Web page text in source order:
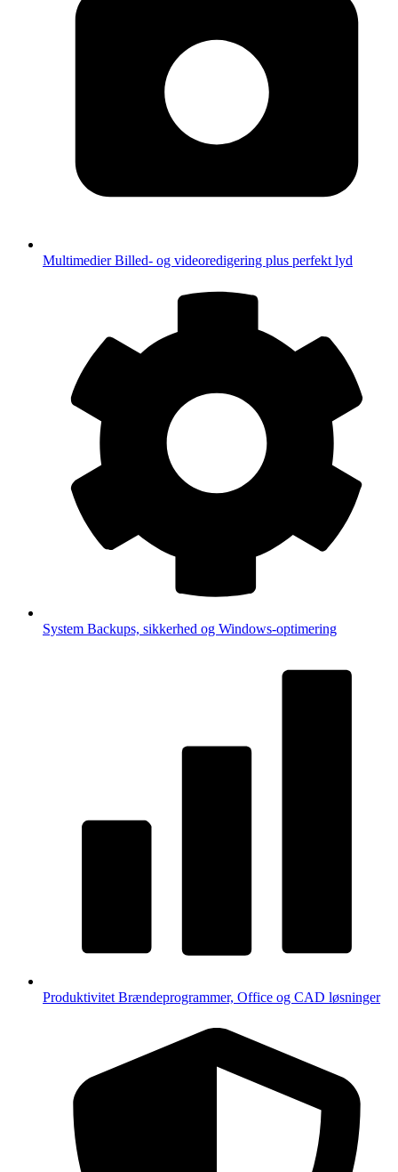
MultimedierBilled- og videoredigering plus perfekt lyd
System Backups, sikkerhed og Windows-optimering
Produktivitet Brændeprogrammer, Office og CAD løsninger